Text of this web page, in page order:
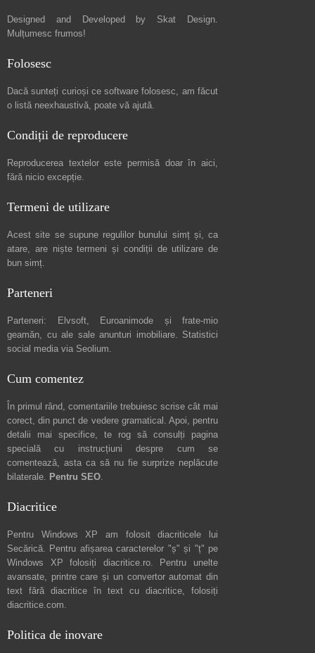
Designed and Developed by Skat Design.
Mulțumesc frumos!
Folosesc
Dacă sunteți curioși ce software folosesc, am făcut
o listă neexhaustivă, poate vă ajută.
Condiții de reproducere
Reproducerea textelor este permisă doar în aici,
fără nicio excepție.
Termeni de utilizare
Acest site se supune regulilor bunului simț și, ca
atare, are niștetermeni și condiții de utilizare de
bun simț.
Parteneri
Parteneri: Elvsoft, Euroanimode și frate-mio
geamăn, cu ale sale anunturi imobiliare. Statistici
social media via Seolium.
Cum comentez
În primul rând, comentariile trebuiesc scrise cât mai
corect, din punct de vedere gramatical. Apoi, pentru
detalii mai specifice, te rog să consulți pagina
specială cu instrucțiuni despre cum se
comentează, asta ca să nu fie surprize neplăcute
bilaterale. Pentru SEO.
Diacritice
Pentru Windows XP am folosit diacriticele lui
Secărică. Pentru afișarea caracterelor "ș" și "ț" pe
Windows XP folosiți diacritice.ro. Pentru unelte
avansate, printre care și un convertor automat din
text fără diacritice în text cu diacritice, folosiți
diacritice.com.
Politica de inovare